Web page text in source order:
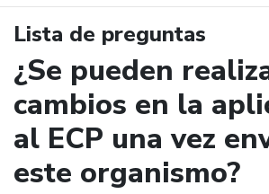
Lista de preguntas
¿Se pueden
cambios en la
al ECP una vez
este organismo?